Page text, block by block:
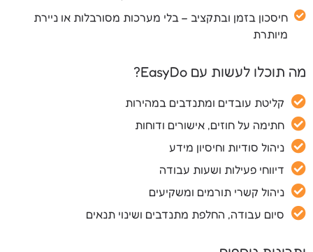
חיסכון בזמן ובתקציב – בלי מערכות מסורבלות או ניירת
מיותרת
מה תוכלו לעשות עם EasyDo?
קליטת עובדים ומתנדבים במהירות
חתימה על חוזים, אישורים ודוחות
ניהול סודיות וחיסיון מידע
דיווחי פעילות ושעות עבודה
ניהול קשרי תורמים ומשקיעים
סיום עבודה, החלפת מתנדבים ושינוי תנאים